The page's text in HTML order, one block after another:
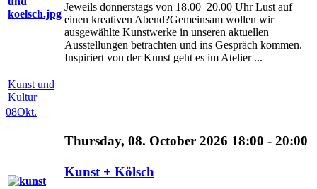
Jeweils donnerstags von 18.00–20.00 Uhr Lust auf
einen kreativen Abend?Gemeinsam wollen wir
ausgewählte Kunstwerke in unseren aktuellen
Ausstellungen betrachten und ins Gespräch kommen.
Inspiriert von der Kunst geht es im Atelier ...
Kunst und
Kultur
08Okt.
Thursday, 08. October 2026 18:00 - 20:00
Kunst + Kölsch